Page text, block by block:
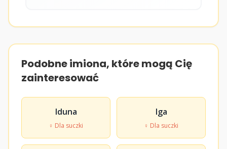
Podobne imiona, które mogą Cię
zainteresować
Iduna
♀ Dla suczki
Iga
♀ Dla suczki